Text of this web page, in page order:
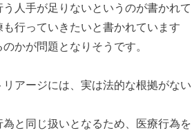
人手が足りないというのが書かれて
行っていきたいと書かれています
かが問題となりそうです。
アージには、実は法的な根拠がない
と同じ扱いとなるため、医療行為を